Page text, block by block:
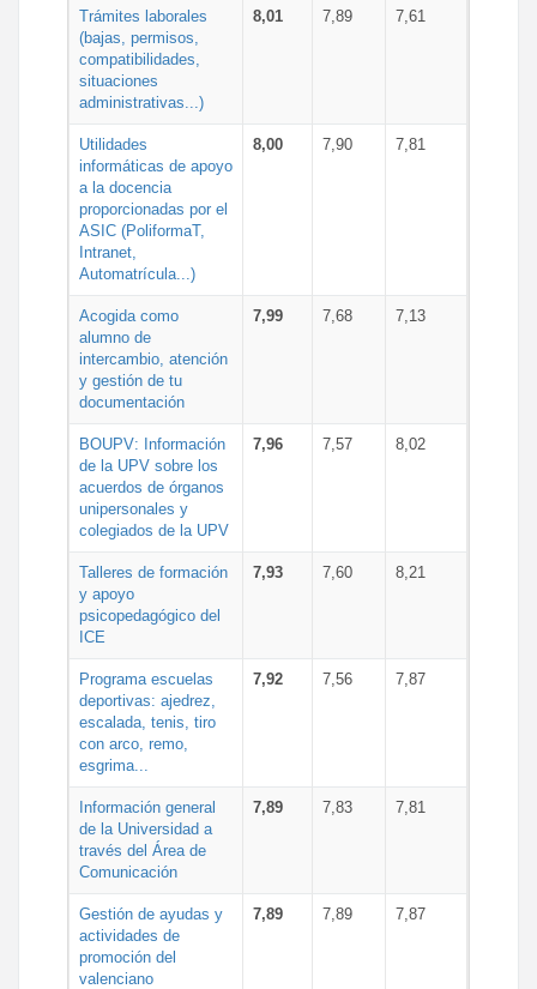
Trámites laborales
(bajas, permisos,
compatibilidades,
situaciones
administrativas...)
8,01 7,89 7,61
Utilidades
informáticas de apoyo
a la docencia
proporcionadas por el
ASIC (PoliformaT,
Intranet,
Automatrícula...)
8,00 7,90 7,81
Acogida como
alumno de
intercambio, atención
y gestión de tu
documentación
7,99 7,68 7,13
BOUPV: Información
de la UPV sobre los
acuerdos de órganos
unipersonales y
colegiados de la UPV
7,96 7,57 8,02
Talleres de formación
y apoyo
psicopedagógico del
ICE
7,93 7,60 8,21
Programa escuelas
deportivas: ajedrez,
escalada, tenis, tiro
con arco, remo,
esgrima...
7,92 7,56 7,87
Información general
de la Universidad a
través del Área de
Comunicación
7,89 7,83 7,81
Gestión de ayudas y
actividades de
promoción del
valenciano
7,89 7,89 7,87